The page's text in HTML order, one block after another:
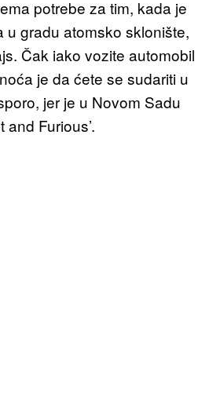
potrebe za tim, kada je
u gradu atomsko sklonište,
Čak iako vozite automobil
je da ćete se sudariti u
jer je u Novom Sadu
and Furious’.